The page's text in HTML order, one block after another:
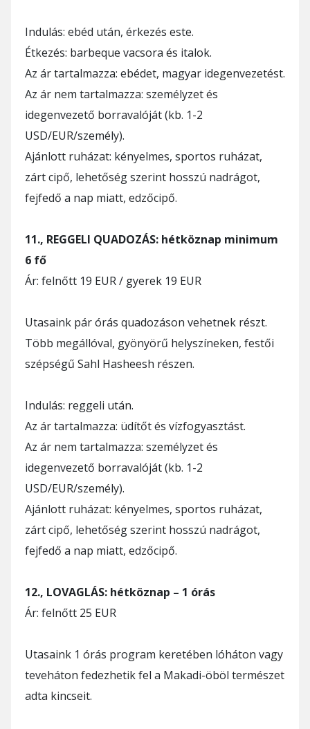
Indulás: ebéd után, érkezés este.
Étkezés: barbeque vacsora és italok.
Az ár tartalmazza: ebédet, magyar idegenvezetést.
Az ár nem tartalmazza: személyzet és
idegenvezető borravalóját (kb. 1-2
USD/EUR/személy).
Ajánlott ruházat: kényelmes, sportos ruházat,
zárt cipő, lehetőség szerint hosszú nadrágot,
fejfedő a nap miatt, edzőcipő.
11., REGGELI QUADOZÁS: hétköznap minimum
6 fő
Ár: felnőtt 19 EUR / gyerek 19 EUR
Utasaink pár órás quadozáson vehetnek részt.
Több megállóval, gyönyörű helyszíneken, festői
szépségű Sahl Hasheesh részen.
Indulás: reggeli után.
Az ár tartalmazza: üdítőt és vízfogyasztást.
Az ár nem tartalmazza: személyzet és
idegenvezető borravalóját (kb. 1-2
USD/EUR/személy).
Ajánlott ruházat: kényelmes, sportos ruházat,
zárt cipő, lehetőség szerint hosszú nadrágot,
fejfedő a nap miatt, edzőcipő.
12., LOVAGLÁS: hétköznap – 1 órás
Ár: felnőtt 25 EUR
Utasaink 1 órás program keretében lóháton vagy
teveháton fedezhetik fel a Makadi-öböl természet
adta kincseit.